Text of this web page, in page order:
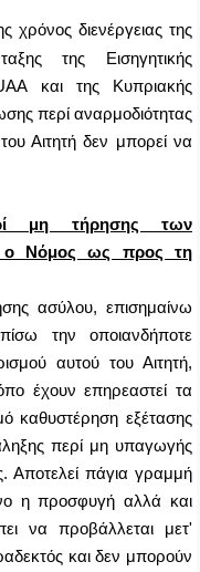
χρόνος διενέργειας της
της Εισηγητικής
και της Κυπριακής
περί αναρμοδιότητας
Αιτητή δεν μπορεί να
μη τήρησης των
ο Νόμος ως προς τη
ασύλου, επισημαίνω
την οποιανδήποτε
αυτού του Αιτητή,
έχουν επηρεαστεί τα
καθυστέρηση εξέτασης
περί μη υπαγωγής
Αποτελεί πάγια γραμμή
η προσφυγή αλλά και
να προβάλλεται μετ'
και δεν μπορούν